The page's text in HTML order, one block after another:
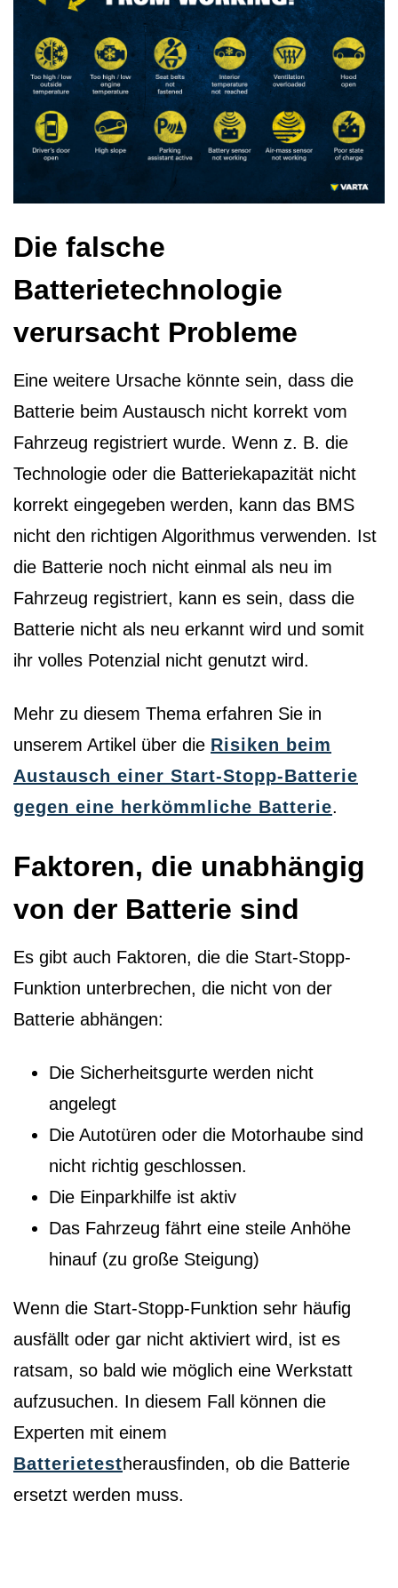
Die falsche
Batterietechnologie
verursacht Probleme
Eine weitere Ursache könnte sein, dass die
Batterie beim Austausch nicht korrekt vom
Fahrzeug registriert wurde. Wenn z. B. die
Technologie oder die Batteriekapazität nicht
korrekt eingegeben werden, kann das BMS
nicht den richtigen Algorithmus verwenden. Ist
die Batterie noch nicht einmal als neu im
Fahrzeug registriert, kann es sein, dass die
Batterie nicht als neu erkannt wird und somit
ihr volles Potenzial nicht genutzt wird.
Mehr zu diesem Thema erfahren Sie in
unserem Artikel über die Risiken beim
Austausch einer Start-Stopp-Batterie
gegen eine herkömmliche Batterie.
Faktoren, die unabhängig
von der Batterie sind
Es gibt auch Faktoren, die die Start-Stopp-
Funktion unterbrechen, die nicht von der
Batterie abhängen:
Die Sicherheitsgurte werden nicht
angelegt
Die Autotüren oder die Motorhaube sind
nicht richtig geschlossen.
Die Einparkhilfe ist aktiv
Das Fahrzeug fährt eine steile Anhöhe
hinauf (zu große Steigung)
Wenn die Start-Stopp-Funktion sehr häufig
ausfällt oder gar nicht aktiviert wird, ist es
ratsam, so bald wie möglich eine Werkstatt
aufzusuchen. In diesem Fall können die
Experten mit einem
Batterietestherausfinden, ob die Batterie
ersetzt werden muss.